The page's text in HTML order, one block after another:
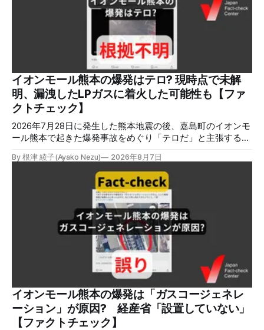
イオンモール熊本の爆発はテロ? 現時点で未解
明、漏洩したLPガスに着火した可能性も【ファ
クトチェック】
2026年7月28日に発生した熊本地震の後、嘉島町のイオンモ
ール熊本で起きた爆発事故をめぐり「テロだ」と主張する投
LPガスに着火した可能性に言及していますが、現時点で未解
明です。イオンは8月5日、外部専門家らによる事故調査委員
会を設置すると発表しました。 検証対象 拡散した言説 2026
年8月2日、イオンモール熊本の爆発がテロによるものだと主
張する投稿がＸで拡散した。 検証する理由 8月5日現在、投
稿は600回以上リポストされ、表示は19万件を超える。 同様
の情報の拡散量を調べるため、「熊本」「イオンモール」
「爆発」「テロ」など複数のキーワードを組み合わせてソー
シャル分析ツールMeltwaterで調べると、総投稿数は8月5日
までに約9900件あった(例1,2,3)。拡散のほとんどはXだ。 こ
れらの投稿は根拠を示していないが、「ガス爆発には見えな
いね」「これは 熊本を略奪する為のテロですよ」など、投
稿を真に受けたり、同調する反応が多い。「デマまたは不確
定な情報を流すな」や「陰謀論だよ」などの指摘
By 根津 綾子(Ayako Nezu) 2026年8月7日
イオンモール熊本の爆発は「ガスコージェネレ
ーション」が原因? 経産省「設置していない」
【ファクトチェック】